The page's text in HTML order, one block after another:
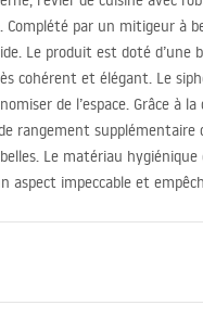
Complété par un mitigeur à
Le produit est doté d’une
cohérent et élégant. Le
de l’espace. Grâce à
rangement supplémentaire
Le matériau
aspect impeccable et